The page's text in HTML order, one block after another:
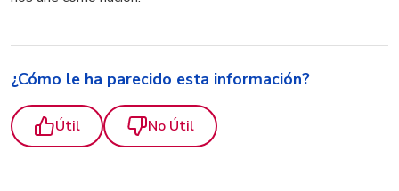
¿Cómo le ha parecido esta información?
Útil No Útil